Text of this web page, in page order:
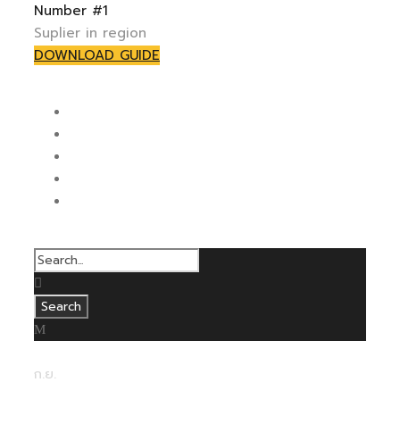
Number #1
Suplier in region
DOWNLOAD GUIDE
ก.ย.